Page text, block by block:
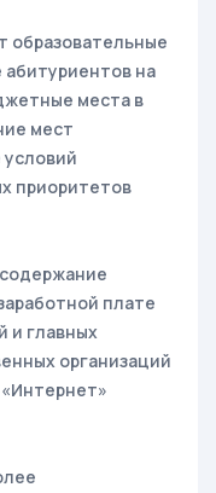
образовательные
абитуриентов на
места в
мест
приоритетов
плате
и главных
организаций